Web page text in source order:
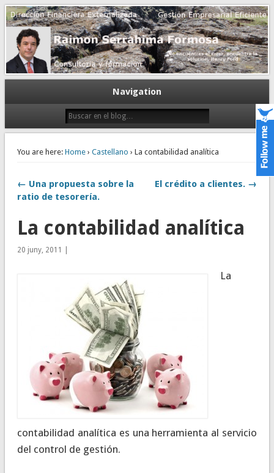
Dirección financiera de la PyME
Gestión empresarial eficiente. Dirección financiera externalizada.
Navigation
You are here: Home› Castellano › La contabilidad analítica
← Una propuesta sobre la
ratio de tesorería.
El crédito a clientes. →
La contabilidad analítica
20 juny, 2011 |
La
contabilidad analítica es una herramienta al servicio
del control de gestión.